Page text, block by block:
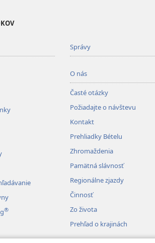
®
Správy
O nás
Časté otázky
Požiadajte o návštevu
Kontakt
Prehliadky Bételu
Zhromaždenia
Pamätná slávnosť
Regionálne zjazdy
Činnosť
Zo života
Prehľad o krajinách